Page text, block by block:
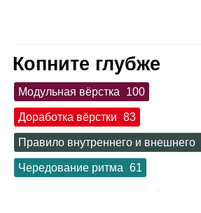
Копните глубже
Модульная вёрстка 100
Доработка вёрстки 83
Правило внутреннего и внешнего
Чередование ритма 61